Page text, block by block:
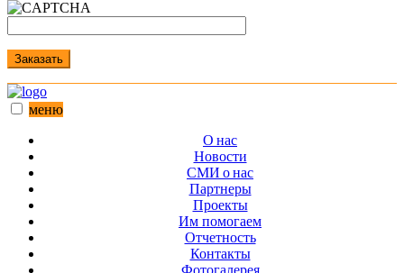
Заказать
меню
О нас
Новости
СМИ о нас
Партнеры
Проекты
Им помогаем
Отчетность
Контакты
Фотогалерея